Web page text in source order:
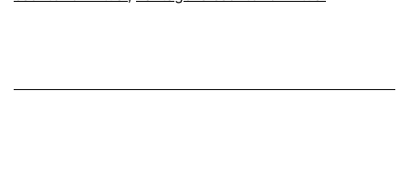
qualidade;